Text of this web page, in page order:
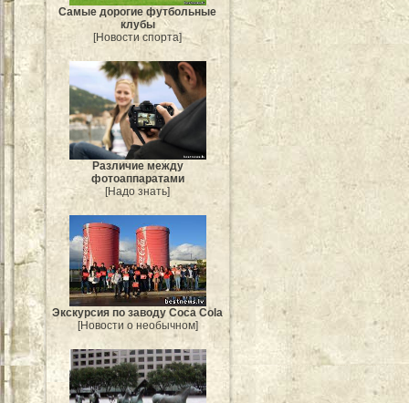
Самые дорогие футбольные
клубы
[Новости спорта]
Различие между
фотоаппаратами
[Надо знать]
Экскурсия по заводу Coca Cola
[Новости о необычном]